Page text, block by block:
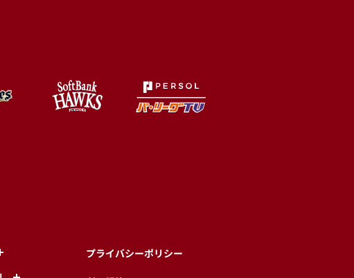
プライバシーポリシー